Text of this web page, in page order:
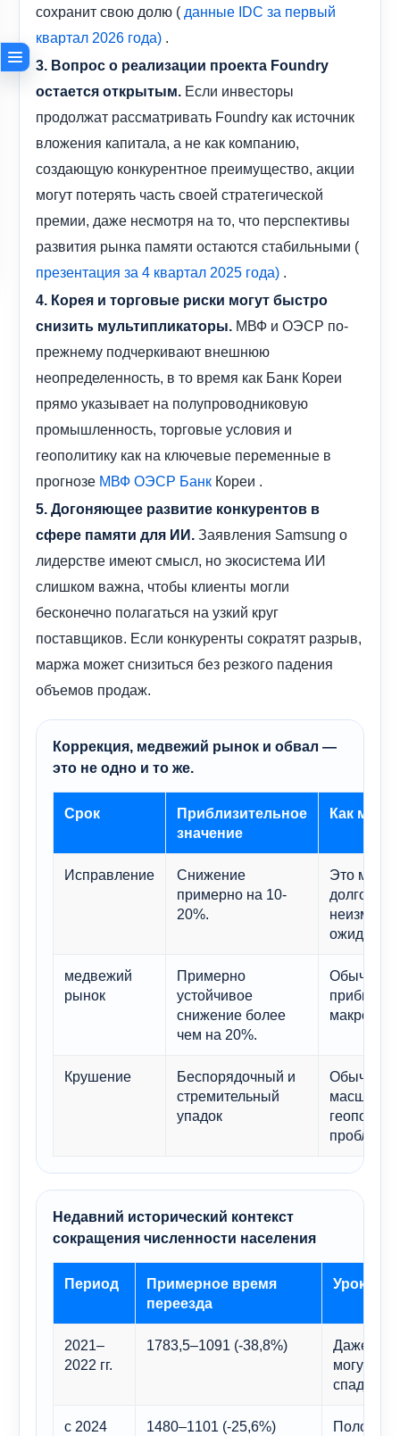
сохранит свою долю ( данные IDC за первый
квартал 2026 года)
3. Вопрос о реализации проекта Foundry
остается открытым. Если инвесторы
продолжат рассматривать Foundry как источник
вложения капитала, а не как компанию,
создающую конкурентное преимущество, акции
могут потерять часть своей стратегической
премии, даже несмотря на то, что перспективы
развития рынка памяти остаются стабильными (
презентация за 4 квартал 2025 года)
4. Корея и торговые риски могут быстро
снизить мультипликаторы. МВФ и ОЭСР по-
прежнему подчеркивают внешнюю
неопределенность, в то время как Банк Кореи
прямо указывает на полупроводниковую
промышленность, торговые условия и
геополитику как на ключевые переменные в
прогнозе МВФ ОЭСР Банк Кореи .
5. Догоняющее развитие конкурентов в
сфере памяти для ИИ. Заявления Samsung о
лидерстве имеют смысл, но экосистема ИИ
слишком важна, чтобы клиенты могли
бесконечно полагаться на узкий круг
поставщиков. Если конкуренты сократят разрыв,
маржа может снизиться без резкого падения
объемов продаж.
Коррекция, медвежий рынок и обвал —
это не одно и то же.
Срок
Приблизительное
значение
Как
Исправление
Снижение
примерно на 10-
20%.
Это
ожидания.
медвежий
рынок
Примерно
устойчивое
снижение более
чем на 20%.
Обычно
прибыли,
Крушение
Беспорядочный и
стремительный
упадок
Обычно
Недавний исторический контекст
сокращения численности населения
Период
Примерное время
переезда
Урок
2021–
2022 гг.
1783,5–1091 (-38,8%)
Даже
могут
спада в
с 2024
1480–1101 (-25,6%)